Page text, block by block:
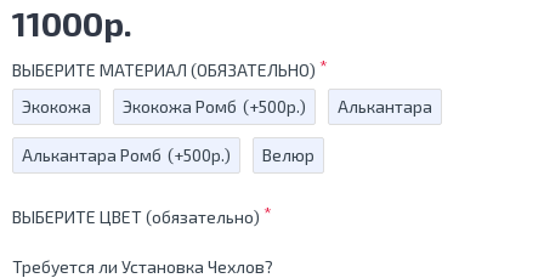
11000р.
ВЫБЕРИТЕ МАТЕРИАЛ (ОБЯЗАТЕЛЬНО)
Экокожа
Экокожа Ромб (+500р.) Алькантара
Алькантара Ромб (+500р.) Велюр
ВЫБЕРИТЕ ЦВЕТ (обязательно)
Требуется ли Установка Чехлов?